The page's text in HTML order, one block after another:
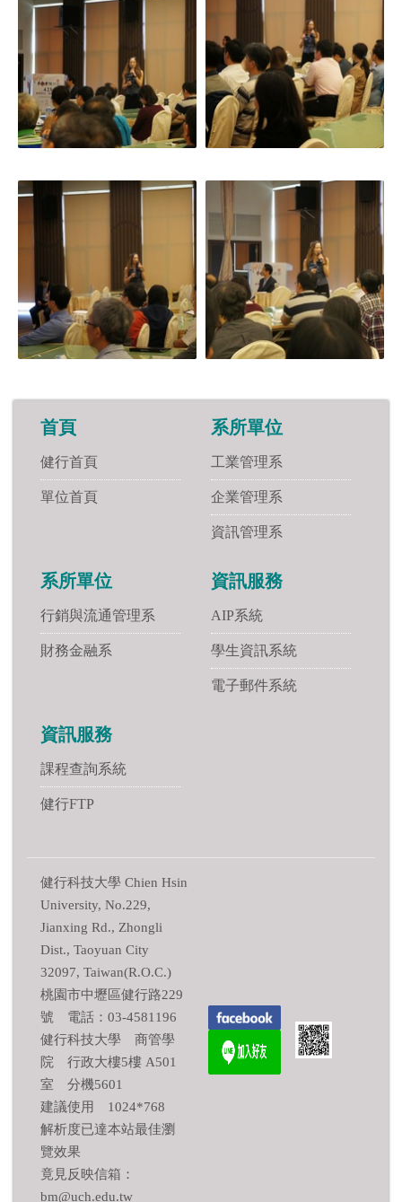
首頁
健行首頁
單位首頁
系所單位
工業管理系
企業管理系
資訊管理系
系所單位
行銷與流通管理系
財務金融系
資訊服務
AIP系統
學生資訊系統
電子郵件系統
資訊服務
課程查詢系統
健行FTP
健行科技大學 Chien Hsin
University, No.229,
Jianxing Rd., Zhongli
Dist., Taoyuan City
32097, Taiwan(R.O.C.)
桃園市中壢區健行路229
號 電話：03-4581196
健行科技大學 商管學
院 行政大樓5樓 A501
室 分機5601
建議使用 1024*768
解析度已達本站最佳瀏
覽效果
竟見反映信箱：
bm@uch.edu.tw